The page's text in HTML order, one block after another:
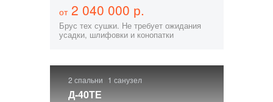
от2 040 000 р.
Брус тех сушки. Не требует ожидания
усадки, шлифовки и конопатки
2 спальни 1 санузел
Д-40ТЕ